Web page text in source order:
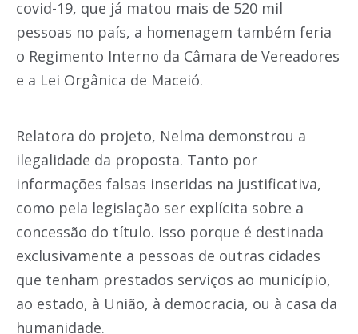
covid-19, que já matou mais de 520 mil
pessoas no país, a homenagem também feria
o Regimento Interno da Câmara de Vereadores
e a Lei Orgânica de Maceió.
Relatora do projeto, Nelma demonstrou a
ilegalidade da proposta. Tanto por
informações falsas inseridas na justificativa,
como pela legislação ser explícita sobre a
concessão do título. Isso porque é destinada
exclusivamente a pessoas de outras cidades
que tenham prestados serviços ao município,
ao estado, à União, à democracia, ou à casa da
humanidade.